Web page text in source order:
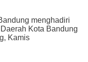
menghadiri
Kota Bandung
Kamis